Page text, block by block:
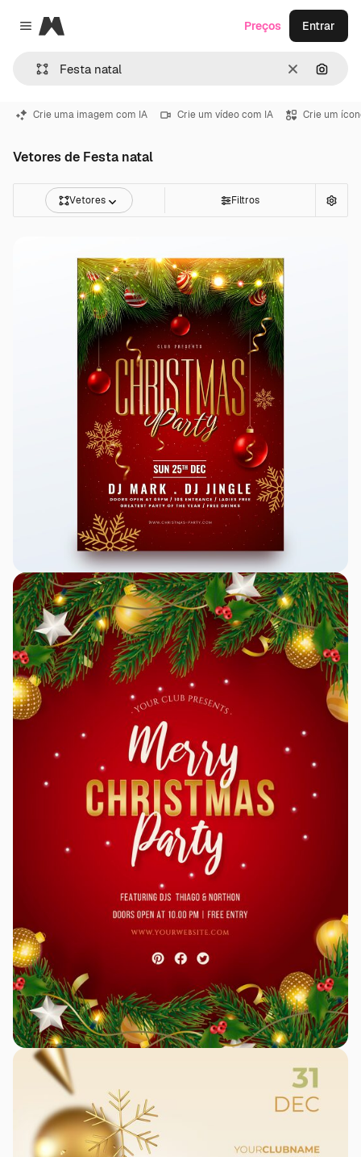
Close menu
Magnific
Limpar
Preços Entrar
Crie uma imagem com IA Crie um vídeo com IA Crie um
Vetores de Festa natal
Vetores Filtros